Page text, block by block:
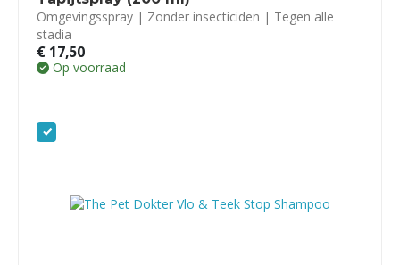
Omgevingsspray | Zonder insecticiden | Tegen alle
stadia
€ 17,50
Op voorraad